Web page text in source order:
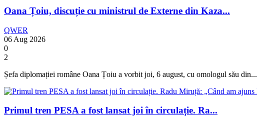
Oana Țoiu, discuție cu ministrul de Externe din Kaza...
QWER
06 Aug 2026
0
2
Șefa diplomației române Oana Țoiu a vorbit joi, 6 august, cu omologul său din...
Primul tren PESA a fost lansat joi în circulație. Ra...